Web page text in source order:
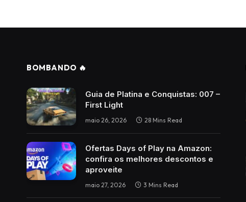
BOMBANDO 🔥
Guia de Platina e Conquistas: 007 –
First Light
maio 26, 2026 28 Mins Read
Ofertas Days of Play na Amazon:
confira os melhores descontos e
aproveite
maio 27, 2026 3 Mins Read